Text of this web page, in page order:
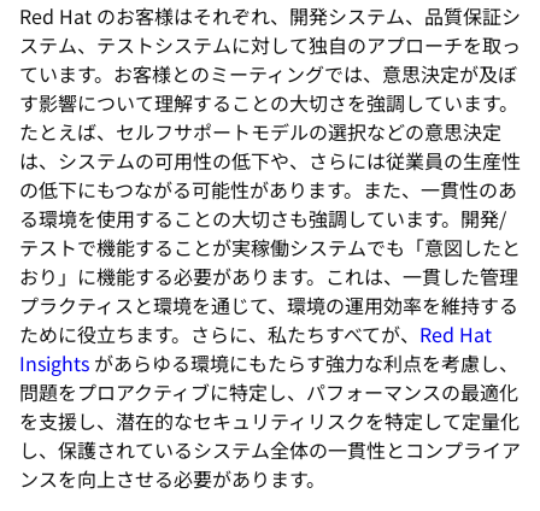
Red Hat のお客様はそれぞれ、開発システム、品質保証シ
ステム、テストシステムに対して独自のアプローチを取っ
ています。お客様とのミーティングでは、意思決定が及ぼ
す影響について理解することの大切さを強調しています。
たとえば、セルフサポートモデルの選択などの意思決定
は、システムの可用性の低下や、さらには従業員の生産性
の低下にもつながる可能性があります。また、一貫性のあ
る環境を使用することの大切さも強調しています。開発/
テストで機能することが実稼働システムでも「意図したと
おり」に機能する必要があります。これは、一貫した管理
プラクティスと環境を通じて、環境の運用効率を維持する
ために役立ちます。さらに、私たちすべてが、 Red Hat
Insights があらゆる環境にもたらす強力な利点を考慮し、
問題をプロアクティブに特定し、パフォーマンスの最適化
を支援し、潜在的なセキュリティリスクを特定して定量化
し、保護されているシステム全体の一貫性とコンプライア
ンスを向上させる必要があります。